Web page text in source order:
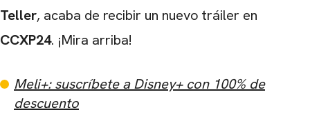
Teller, acaba de recibir un nuevo tráiler en
CCXP24. ¡Mira arriba!
Meli+: suscríbete a Disney+ con 100% de
descuento